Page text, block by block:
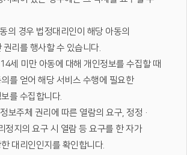
의 경우 법정대리인이 해당 아동의
리를 행사할 수 있습니다.
세 미만 아동에 대해 개인정보를 수집할 때
를 얻어 해당 서비스 수행에 필요한
를 수집합니다.
보주체 권리에 따른 열람의 요구, 정정·
정지의 요구 시 열람 등 요구를 한 자가
대리인인지를 확인합니다.